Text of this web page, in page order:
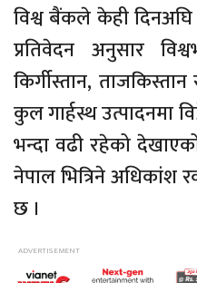
विश्व बैंकले केही
प्रतिवेदन अनुसार
किर्गीस्तान,
कुल गार्हस्थ उत्पादनमा
भन्दा वढी रहेको
नेपाल भित्रिने अधिकांश
छ ।